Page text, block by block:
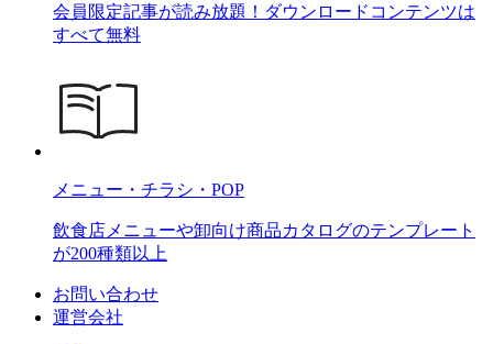
会員限定記事が読み放題！ダウンロードコンテンツは
すべて無料
メニュー・チラシ・POP
飲食店メニューや卸向け商品カタログのテンプレート
が200種類以上
お問い合わせ
運営会社